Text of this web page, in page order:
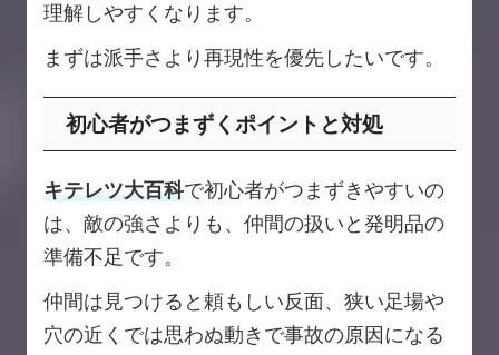
理解しやすくなります。
まずは派手さより再現性を優先したいです。
初心者がつまずくポイントと対処
キテレツ大百科で初心者がつまずきやすいの
は、敵の強さよりも、仲間の扱いと発明品の
準備不足です。
仲間は見つけると頼もしい反面、狭い足場や
穴の近くでは思わぬ動きで事故の原因になる